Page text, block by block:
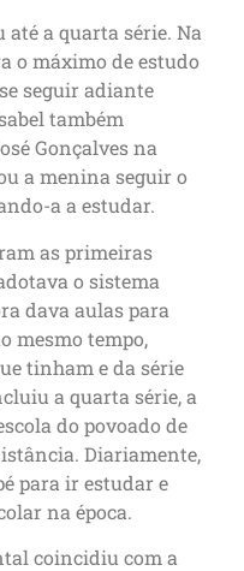
até a quarta série. Na
o máximo de estudo
seguir adiante
também
Gonçalves na
a menina seguir o
a a estudar.
as primeiras
o sistema
dava aulas para
mesmo tempo,
tinham e da série
a quarta série, a
do povoado de
Diariamente,
para ir estudar e
na época.
coincidiu com a